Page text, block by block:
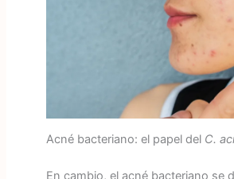
Acné bacteriano: el papel del C.
En cambio, el acné bacteriano se